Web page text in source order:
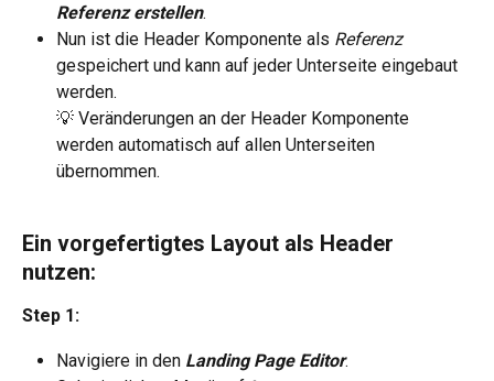
Referenz erstellen.
Nun ist die Header Komponente als Referenz
gespeichert und kann auf jeder Unterseite eingebaut
werden.
💡 Veränderungen an der Header Komponente
werden automatisch auf allen Unterseiten
übernommen.
Ein vorgefertigtes Layout als Header
nutzen:
Step 1:
Navigiere in den Landing Page Editor.